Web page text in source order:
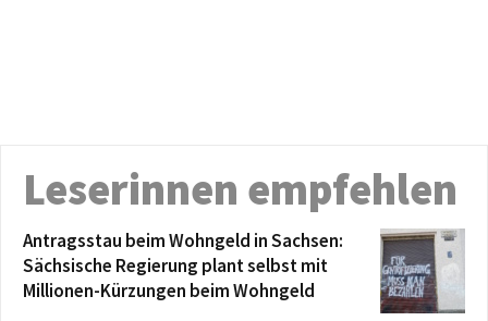
Leserinnen empfehlen
Antragsstau beim Wohngeld in Sachsen:
Sächsische Regierung plant selbst mit
Millionen-Kürzungen beim Wohngeld